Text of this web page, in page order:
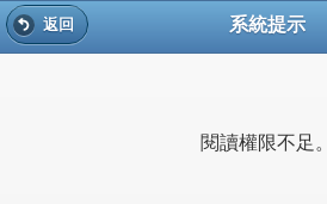
返回 系統提示
閱讀權限不足。